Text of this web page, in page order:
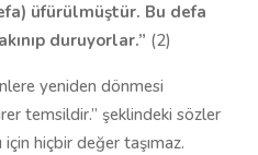
üfürülmüştür. Bu defa
duruyorlar.” (2)
yeniden dönmesi
temsildir.” şeklindeki sözler
için hiçbir değer taşımaz.